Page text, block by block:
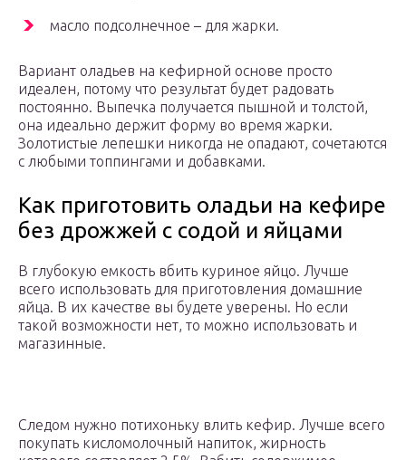
масло подсолнечное – для жарки.
Вариант оладьев на кефирной основе просто
идеален, потому что результат будет радовать
постоянно. Выпечка получается пышной и толстой,
она идеально держит форму во время жарки.
Золотистые лепешки никогда не опадают, сочетаются
с любыми топпингами и добавками.
Как приготовить оладьи на кефире
без дрожжей с содой и яйцами
В глубокую емкость вбить куриное яйцо. Лучше
всего использовать для приготовления домашние
яйца. В их качестве вы будете уверены. Но если
такой возможности нет, то можно использовать и
магазинные.
Следом нужно потихоньку влить кефир. Лучше всего
покупать кисломолочный напиток, жирность